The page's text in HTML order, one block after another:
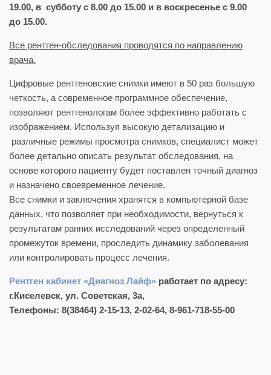
19.00, в субботу с 8.00 до 15.00 и в воскресенье с 9.00
до 15.00.
Все рентген-обследования проводятся по направлению
врача.
Цифровые рентгеновские снимки имеют в 50 раз большую
четкость, а современное программное обеспечение,
позволяют рентгенологам более эффективно работать с
изображением. Используя высокую детализацию и
различные режимы просмотра снимков, специалист может
более детально описать результат обследования, на
основе которого пациенту будет поставлен точный диагноз
и назначено своевременное лечение.
Все снимки и заключения хранятся в компьютерной базе
данных, что позволяет при необходимости, вернуться к
результатам ранних исследований через определенный
промежуток времени, проследить динамику заболевания
или контролировать процесс лечения.
Рентген кабинет «Диагноз Лайф» работает по адресу:
г.Киселевск, ул. Советская, 3а,
Телефоны: 8(38464) 2-15-13, 2-02-64, 8-961-718-55-00